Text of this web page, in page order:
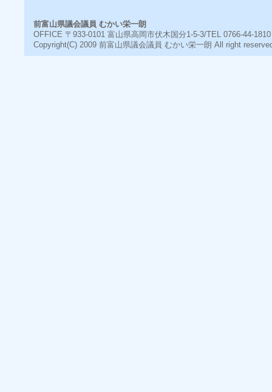
前富山県議会議員 むかい栄一朗
OFFICE 〒933-0101 富山県高岡市伏木国分1-5-3/TEL 0766-44-1810
Copyright(C) 2009 前富山県議会議員 むかい栄一朗 All right